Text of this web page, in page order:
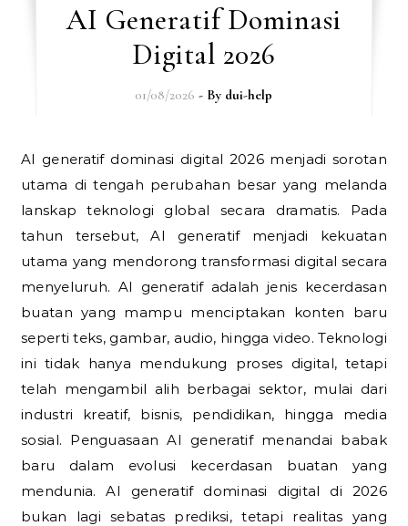
AI Generatif Dominasi
Digital 2026
01/08/2026 - By dui-help
AI generatif dominasi digital 2026 menjadi sorotan
utama di tengah perubahan besar yang melanda
lanskap teknologi global secara dramatis. Pada
tahun tersebut, AI generatif menjadi kekuatan
utama yang mendorong transformasi digital secara
menyeluruh. AI generatif adalah jenis kecerdasan
buatan yang mampu menciptakan konten baru
seperti teks, gambar, audio, hingga video. Teknologi
ini tidak hanya mendukung proses digital, tetapi
telah mengambil alih berbagai sektor, mulai dari
industri kreatif, bisnis, pendidikan, hingga media
sosial. Penguasaan AI generatif menandai babak
baru dalam evolusi kecerdasan buatan yang
mendunia. AI generatif dominasi digital di 2026
bukan lagi sebatas prediksi, tetapi realitas yang